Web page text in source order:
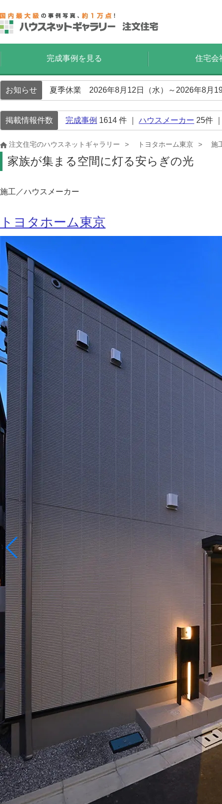
完成事例を見る 住宅会
お知らせ 夏季休業 2026年8月12日（水）～2026年8月
掲載情報件数 完成事例 1614 件 ｜ ハウスメーカー 25件
注文住宅のハウスネットギャラリー トヨタホーム東京 施
家族が集まる空間に灯る安らぎの光
施工／ハウスメーカー
トヨタホーム東京